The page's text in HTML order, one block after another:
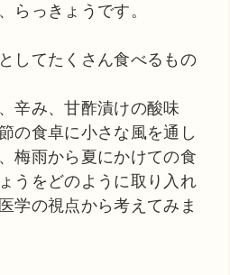
らっきょうです。
してたくさん食べるもの
辛み、甘酢漬けの酸味
の食卓に小さな風を通し
梅雨から夏にかけての食
うをどのように取り入れ
学の視点から考えてみま